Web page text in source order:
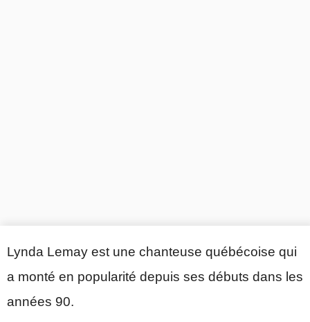
Lynda Lemay est une chanteuse québécoise qui
a monté en popularité depuis ses débuts dans les
années 90.